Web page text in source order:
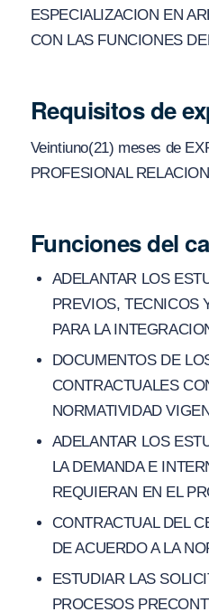
ESPECIALIZACION EN
CON LAS FUNCIONES
Requisitos de
Veintiuno(21) meses de
PROFESIONAL
Funciones del
ADELANTAR LOS
PREVIOS, TECNICOS
PARA LA
DOCUMENTOS DE
CONTRACTUALES
NORMATIVIDAD
ADELANTAR LOS
LA DEMANDA E
REQUIERAN EN EL
CONTRACTUAL DEL
DE ACUERDO A LA
ESTUDIAR LAS
PROCESOS